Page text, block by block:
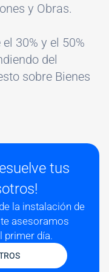
y Obras.
el 30% y el 50%
del
sobre Bienes
tus
la instalación de
asesoramos
primer día.